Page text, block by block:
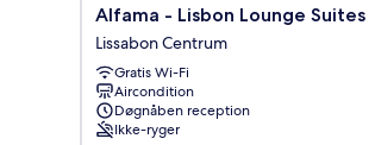
Alfama
-
Lisbon
Lounge
Suites
Lissabon
Centrum
Alfama - Lisbon Lounge Suites
Lissabon Centrum
Gratis Wi-Fi
Aircondition
Døgnåben reception
Ikke-ryger